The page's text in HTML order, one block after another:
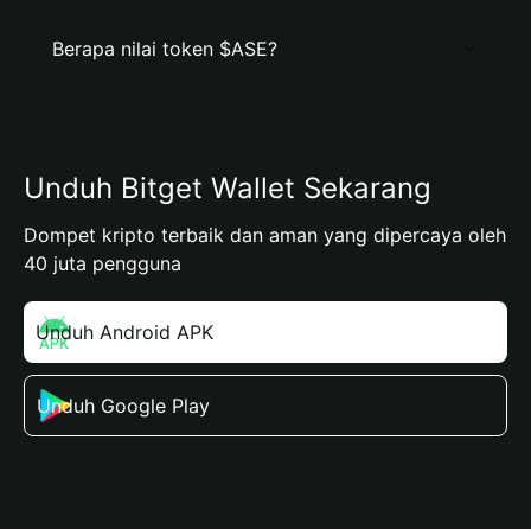
Berapa nilai token $ASE?
Unduh Bitget Wallet Sekarang
Dompet kripto terbaik dan aman yang dipercaya oleh
40 juta pengguna
Unduh Android APK
Unduh Google Play